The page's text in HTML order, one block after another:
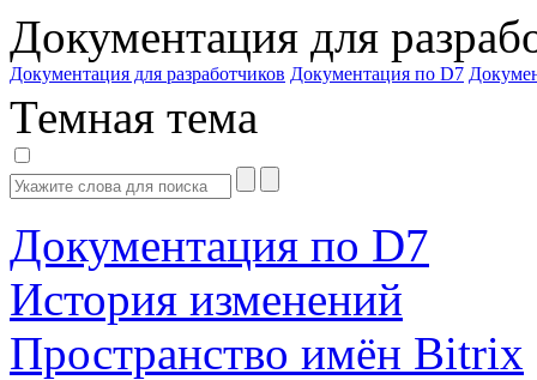
Документация для
Документация для разработчиков Документация по D7
Темная тема
Документация по D7
История изменений
Пространство имён Bitrix